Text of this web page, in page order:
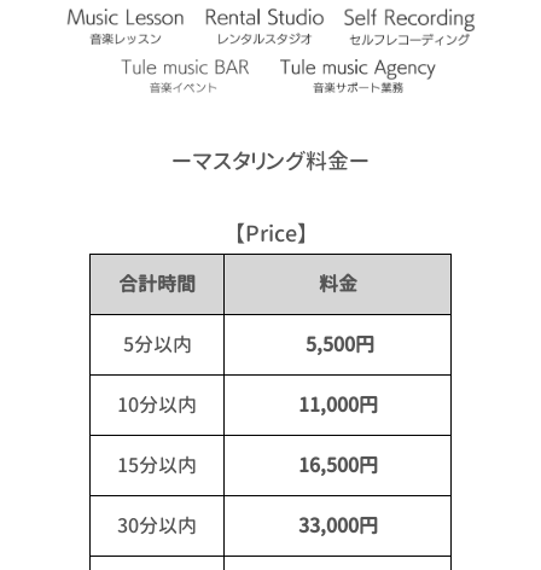
ーマスタリング料金ー
【Price】
合計時間 料金
5分以内 5,500円
10分以内 11,000円
15分以内 16,500円
30分以内 33,000円